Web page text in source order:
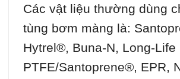
Các vật liệu thường dùng
tùng bơm màng là:
Hytrel®, Buna-N, Long-Life
PTFE/Santoprene®, EPR,